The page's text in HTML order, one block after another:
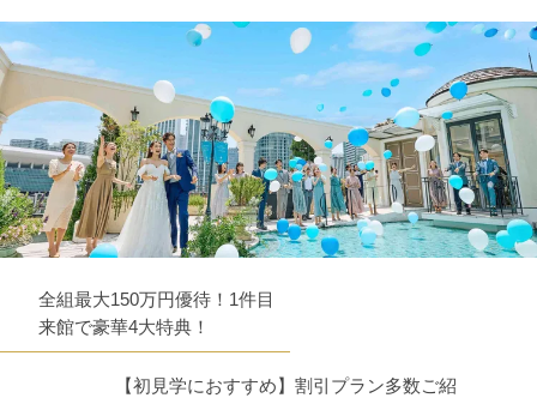
全組最大150万円優待！1件目
来館で豪華4大特典！
【初見学におすすめ】割引プラン多数ご紹